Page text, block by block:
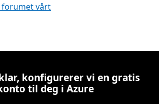
forumet vårt
konfigurerer vi en gratis
til deg i Azure